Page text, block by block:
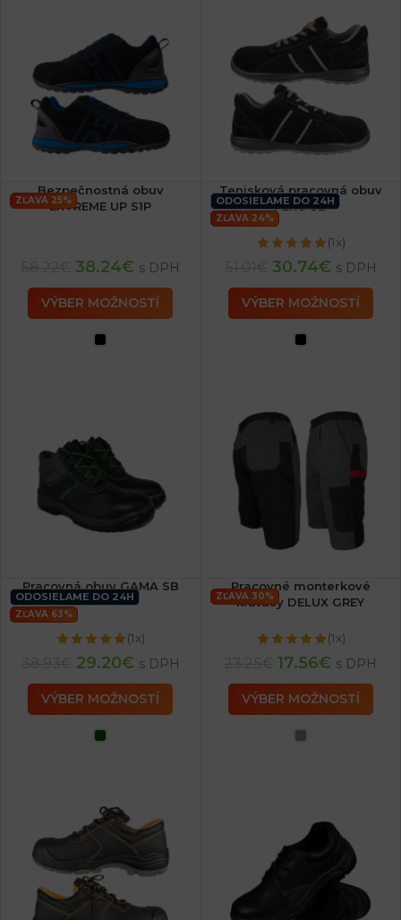
Bezpečnostná obuv
EXTREME UP S1P
38.24€ s DPH
VÝBER MOŽNOSTÍ
Tenisková pracovná obuv
PERU SB
(1x)
30.74€ s DPH
VÝBER MOŽNOSTÍ
ZĽAVA 25%
Pracovná obuv GAMA SB
(1x)
29.20€ s DPH
VÝBER MOŽNOSTÍ
ODOSIELAME DO 24H
ZĽAVA 24%
Pracovné monterkové
kraťasy DELUX GREY
(1x)
17.56€ s DPH
VÝBER MOŽNOSTÍ
ODOSIELAME DO 24H
ZĽAVA 63%
ZĽAVA 30%